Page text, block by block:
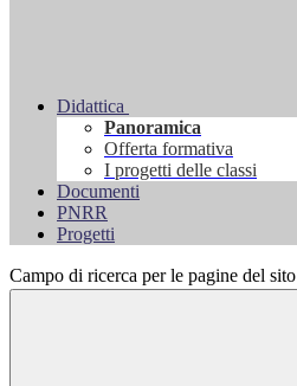
Didattica
Panoramica
Offerta formativa
I progetti delle classi
Documenti
PNRR
Progetti
Campo di ricerca per le pagine del sito